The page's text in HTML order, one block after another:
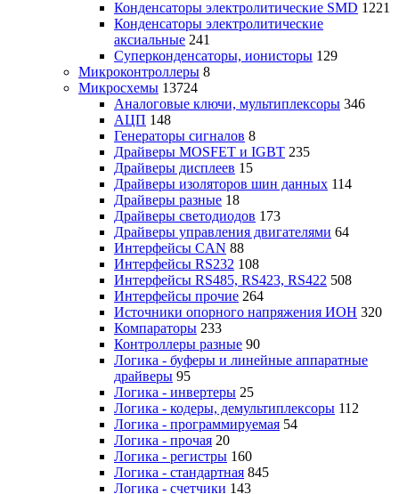
Конденсаторы электролитические SMD 1221
Конденсаторы электролитические
аксиальные 241
Суперконденсаторы, ионисторы 129
Микроконтроллеры 8
Микросхемы 13724
Аналоговые ключи, мультиплексоры 346
АЦП 148
Генераторы сигналов 8
Драйверы MOSFET и IGBT 235
Драйверы дисплеев 15
Драйверы изоляторов шин данных 114
Драйверы разные 18
Драйверы светодиодов 173
Драйверы управления двигателями 64
Интерфейсы CAN 88
Интерфейсы RS232 108
Интерфейсы RS485, RS423, RS422 508
Интерфейсы прочие 264
Источники опорного напряжения ИОН 320
Компараторы 233
Контроллеры разные 90
Логика - буферы и линейные аппаратные
драйверы 95
Логика - инвертеры 25
Логика - кодеры, демультиплексоры 112
Логика - программируемая 54
Логика - прочая 20
Логика - регистры 160
Логика - стандартная 845
Логика - счетчики 143